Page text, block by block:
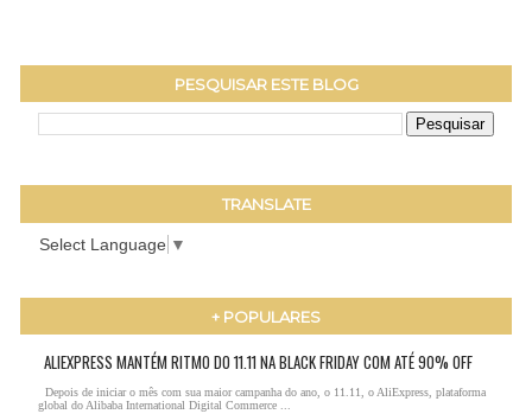
PESQUISAR ESTE BLOG
TRANSLATE
Select Language ▼
+ POPULARES
ALIEXPRESS MANTÉM RITMO DO 11.11 NA BLACK FRIDAY COM ATÉ 90% OFF
Depois de iniciar o mês com sua maior campanha do ano, o 11.11, o AliExpress, plataforma
global do Alibaba International Digital Commerce ...